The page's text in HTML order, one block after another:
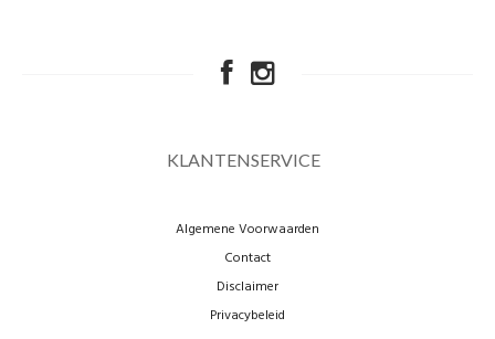
KLANTENSERVICE
Algemene Voorwaarden
Contact
Disclaimer
Privacybeleid